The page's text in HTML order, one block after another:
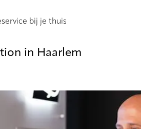
bij je thuis
in Haarlem